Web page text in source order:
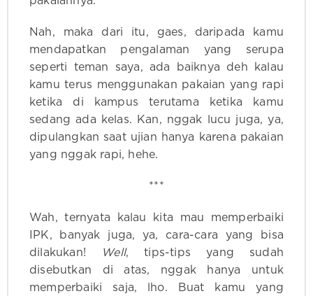
Nah, maka dari itu, gaes, daripada kamu
mendapatkan pengalaman yang serupa
seperti teman saya, ada baiknya deh kalau
kamu terus menggunakan pakaian yang rapi
ketika di kampus terutama ketika kamu
sedang ada kelas. Kan, nggak lucu juga, ya,
dipulangkan saat ujian hanya karena pakaian
yang nggak rapi, hehe.
***
Wah, ternyata kalau kita mau memperbaiki
IPK, banyak juga, ya, cara-cara yang bisa
dilakukan!
Well, tips-tips yang sudah
disebutkan di atas, nggak hanya untuk
memperbaiki saja, lho. Buat kamu yang